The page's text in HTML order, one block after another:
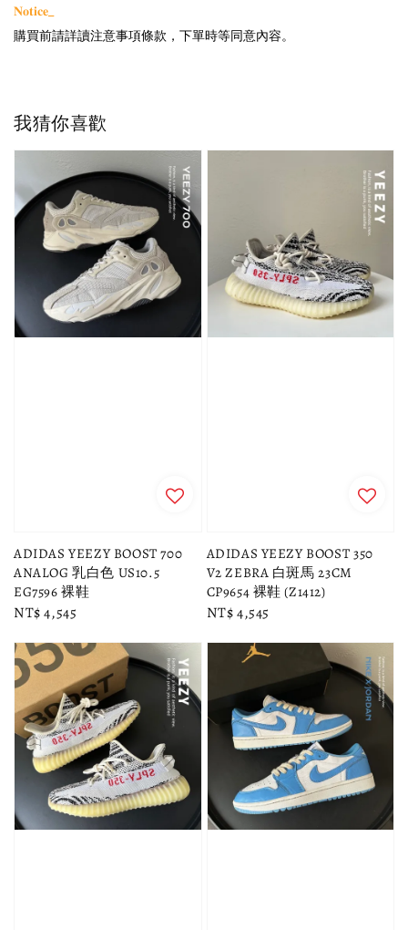
𝐍𝐨𝐭𝐢𝐜𝐞_
購買前請詳讀注意事項條款，下單時等同意內容。
我猜你喜歡
ADIDAS YEEZY BOOST 700
ANALOG 乳白色 US10.5
EG7596 裸鞋
Regular
NT$ 4,545
ADIDAS YEEZY BOOST 350
V2 ZEBRA 白斑馬 23CM
CP9654 裸鞋 (Z1412)
Regular
NT$ 4,545